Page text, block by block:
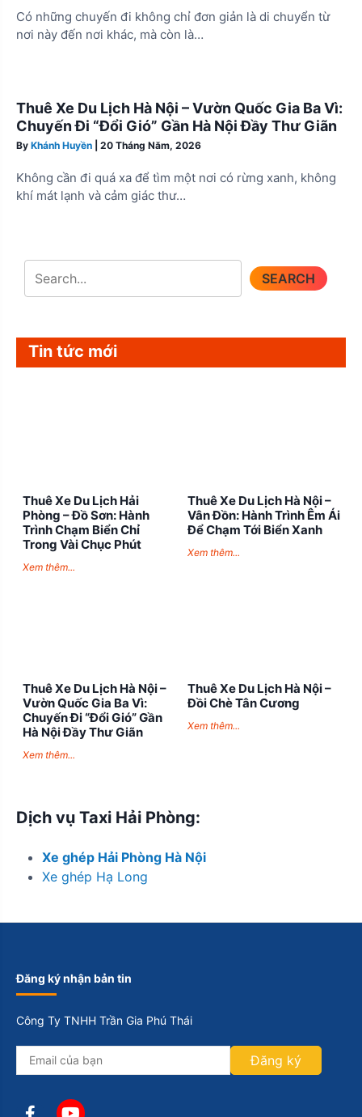
Có những chuyến đi không chỉ đơn giản là di chuyển từ
nơi này đến nơi khác, mà còn là…
Thuê Xe Du Lịch Hà Nội – Vườn Quốc Gia Ba Vì:
Chuyến Đi “Đổi Gió” Gần Hà Nội Đầy Thư Giãn
By Khánh Huyền 20 Tháng Năm, 2026
Không cần đi quá xa để tìm một nơi có rừng xanh, không
khí mát lạnh và cảm giác thư…
SEARCH
Tin tức mới
Thuê Xe Du Lịch Hải
Phòng – Đồ Sơn: Hành
Trình Chạm Biển Chỉ
Trong Vài Chục Phút
Xem thêm...
Thuê Xe Du Lịch Hà Nội –
Vân Đồn: Hành Trình Êm Ái
Để Chạm Tới Biển Xanh
Xem thêm...
Thuê Xe Du Lịch Hà Nội –
Vườn Quốc Gia Ba Vì:
Chuyến Đi “Đổi Gió” Gần
Hà Nội Đầy Thư Giãn
Xem thêm...
Thuê Xe Du Lịch Hà Nội –
Đồi Chè Tân Cương
Xem thêm...
Dịch vụ Taxi Hải Phòng:
Xe ghép Hải Phòng Hà Nội
Xe ghép Hạ Long
Đăng ký nhận bản tin
Công Ty TNHH Trần Gia Phú Thái
Đăng ký